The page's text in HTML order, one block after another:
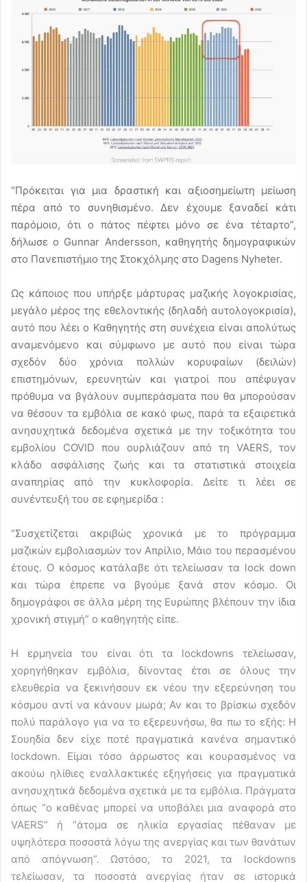
“Πρόκειται για μια δραστική και αξιοσημείωτη μείωση
πέρα ​​από το συνηθισμένο. Δεν έχουμε ξαναδεί κάτι
παρόμοιο, ότι ο πάτος πέφτει μόνο σε ένα τέταρτο”,
δήλωσε ο Gunnar Andersson, καθηγητής δημογραφικών
στο Πανεπιστήμιο της Στοκχόλμης στο Dagens Nyheter.
Ως κάποιος που υπήρξε μάρτυρας μαζικής λογοκρισίας,
μεγάλο μέρος της εθελοντικής (δηλαδή αυτολογοκρισία),
αυτό που λέει ο Καθηγητής στη συνέχεια είναι απολύτως
αναμενόμενο και σύμφωνο με αυτό που είναι τώρα
σχεδόν δύο χρόνια πολλών κορυφαίων (δειλών)
επιστημόνων, ερευνητών και γιατροί που απέφυγαν
πρόθυμα να βγάλουν συμπεράσματα που θα μπορούσαν
να θέσουν τα εμβόλια σε κακό φως, παρά τα εξαιρετικά
ανησυχητικά δεδομένα σχετικά με την τοξικότητα του
εμβολίου COVID που ουρλιάζουν από τη VAERS, τον
κλάδο ασφάλισης ζωής και τα στατιστικά στοιχεία
αναπηρίας από την κυκλοφορία. Δείτε τι λέει σε
συνέντευξή του σε εφημερίδα :
“Συσχετίζεται ακριβώς χρονικά με το πρόγραμμα
μαζικών εμβολιασμών τον Απρίλιο, Μάιο του περασμένου
έτους. Ο κόσμος κατάλαβε ότι τελείωσαν τα lock down
και τώρα έπρεπε να βγούμε ξανά στον κόσμο. Οι
δημογράφοι σε άλλα μέρη της Ευρώπης βλέπουν την ίδια
χρονική στιγμή” ο καθηγητής είπε.
Η ερμηνεία του είναι ότι τα lockdowns τελείωσαν,
χορηγήθηκαν εμβόλια, δίνοντας έτσι σε όλους την
ελευθερία να ξεκινήσουν εκ νέου την εξερεύνηση του
κόσμου αντί να κάνουν μωρά; Αν και το βρίσκω σχεδόν
πολύ παράλογο για να το εξερευνήσω, θα πω το εξής: Η
Σουηδία δεν είχε ποτέ πραγματικά κανένα σημαντικό
lockdown. Είμαι τόσο άρρωστος και κουρασμένος να
ακούω ηλίθιες εναλλακτικές εξηγήσεις για πραγματικά
ανησυχητικά δεδομένα σχετικά με τα εμβόλια. Πράγματα
όπως “ο καθένας μπορεί να υποβάλει μια αναφορά στο
VAERS” ή “άτομα σε ηλικία εργασίας πέθαναν με
υψηλότερα ποσοστά λόγω της ανεργίας και των θανάτων
από απόγνωση”. Ωστόσο, το 2021, τα lockdowns
τελείωσαν, τα ποσοστά ανεργίας ήταν σε ιστορικά